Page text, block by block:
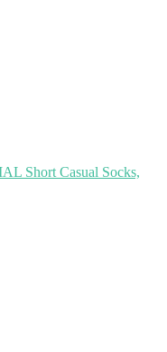
Short Casual Socks,